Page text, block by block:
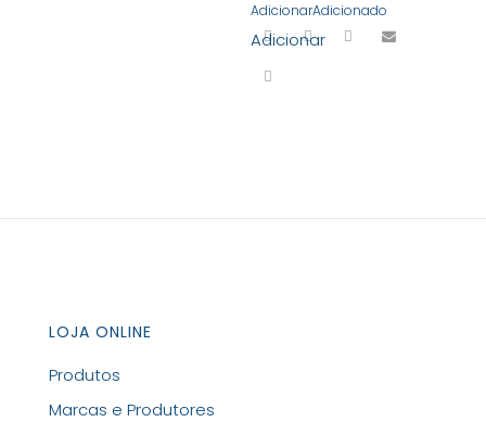
AdicionarAdicionado
Adicionar
LOJA ONLINE
Produtos
Marcas e Produtores